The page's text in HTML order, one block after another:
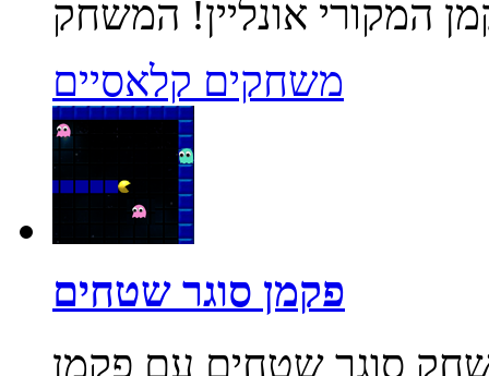
משחקים קלאסיים
פקמן סוגר שטחים